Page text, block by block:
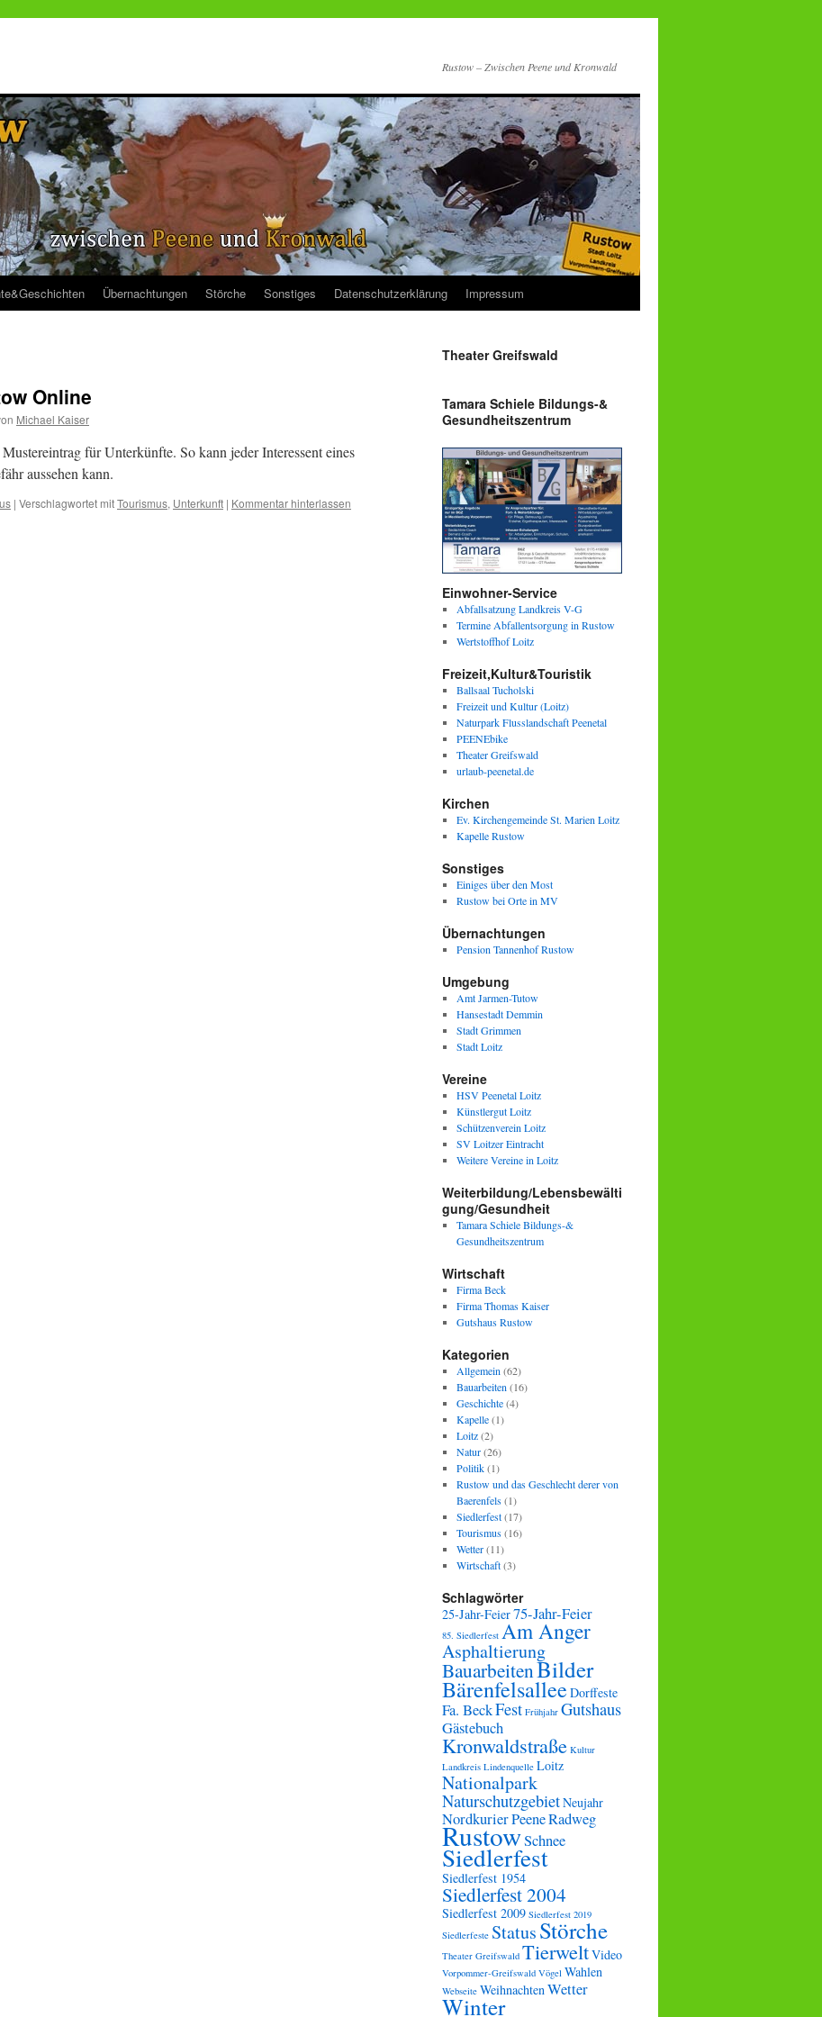
Rustow – Zwischen Peene und Kronwald
Übernachtungen Störche Sonstiges Datenschutzerklärung Impressum
Online
Michael Kaiser
für Unterkünfte. So kann jeder Interessent eines
aussehen kann.
| Verschlagwortet mitTourismus, Unterkunft | Kommentar hinterlassen
Theater Greifswald
Tamara Schiele Bildungs-&
Gesundheitszentrum
Einwohner-Service
Abfallsatzung Landkreis V-G
Termine Abfallentsorgung in Rustow
Wertstoffhof Loitz
Freizeit,Kultur&Touristik
Ballsaal Tucholski
Freizeit und Kultur (Loitz)
Naturpark Flusslandschaft Peenetal
PEENEbike
Theater Greifswald
urlaub-peenetal.de
Kirchen
Ev. Kirchengemeinde St. Marien Loitz
Kapelle Rustow
Sonstiges
Einiges über den Most
Rustow bei Orte in MV
Übernachtungen
Pension Tannenhof Rustow
Umgebung
Amt Jarmen-Tutow
Hansestadt Demmin
Stadt Grimmen
Stadt Loitz
Vereine
HSV Peenetal Loitz
Künstlergut Loitz
Schützenverein Loitz
SV Loitzer Eintracht
Weitere Vereine in Loitz
Weiterbildung/Lebensbewälti
gung/Gesundheit
Tamara Schiele Bildungs-&
Gesundheitszentrum
Wirtschaft
Firma Beck
Firma Thomas Kaiser
Gutshaus Rustow
Kategorien
Allgemein (62)
Bauarbeiten (16)
Geschichte(4)
Kapelle(1)
Loitz(2)
Natur(26)
Politik(1)
Rustow und das Geschlecht derer von
Baerenfels(1)
Siedlerfest(17)
Tourismus(16)
Wetter(11)
Wirtschaft(3)
Schlagwörter
25-Jahr-Feier75-Jahr-Feier
85. Siedlerfest Am Anger
Asphaltierung
BauarbeitenBilder
Bärenfelsallee Dorffeste
Fa. BeckFest Frühjahr Gutshaus
Gästebuch
Kronwaldstraße Kultur
Landkreis Lindenquelle Loitz
Nationalpark
NaturschutzgebietNeujahr
NordkurierPeeneRadweg
RustowSchnee
Siedlerfest
Siedlerfest 1954
Siedlerfest 2004
Siedlerfest 2009 Siedlerfest 2019
Siedlerfeste StatusStörche
Theater Greifswald TierweltVideo
Vorpommer-Greifswald Vögel Wahlen
Webseite WeihnachtenWetter
Winter